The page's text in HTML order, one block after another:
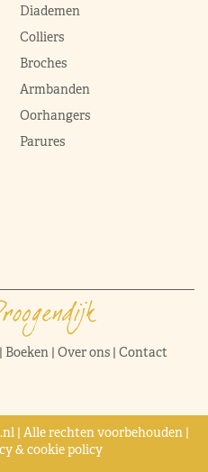
Diademen
Colliers
Broches
Armbanden
Oorhangers
Parures
Boeken| Over ons| Contact
| Alle rechten voorbehouden |
& cookie policy